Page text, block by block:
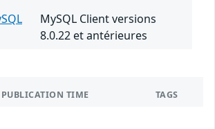
MySQL Client versions
8.0.22 et antérieures
PUBLICATION TIME TAGS